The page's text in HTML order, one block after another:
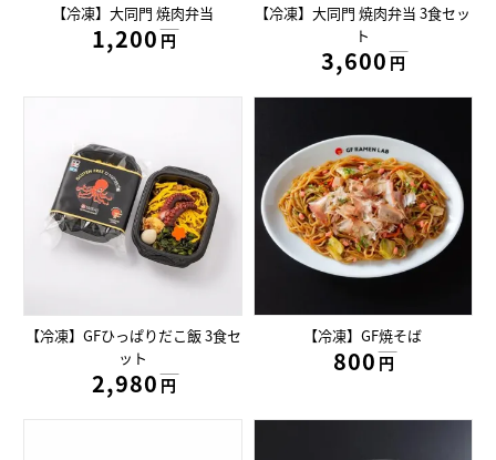
【冷凍】大同門 焼肉弁当
1,200円
円
【冷凍】大同門 焼肉弁当 3食セッ
ト
3,600円
円
【冷凍】GFひっぱりだこ飯 3食セ
ット
2,980円
円
【冷凍】GF焼そば
800円
円